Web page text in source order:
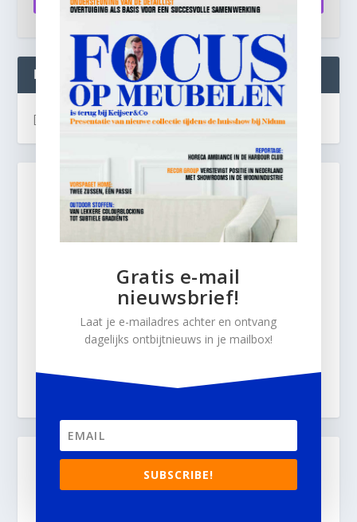
INTERIOR BUSINESS LIVE:
[instagram-feed]
Gratis e-mail
nieuwsbrief!
Laat je e-mailadres achter en ontvang
dagelijks ontbijtnieuws in je mailbox!
SUBSCRIBE!